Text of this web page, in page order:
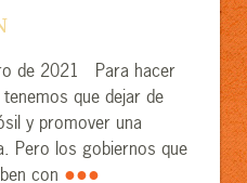
de 2021 Para hacer
que dejar de
y promover una
Pero los gobiernos que
con ●●●